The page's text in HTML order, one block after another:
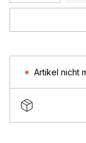
Artikel nicht